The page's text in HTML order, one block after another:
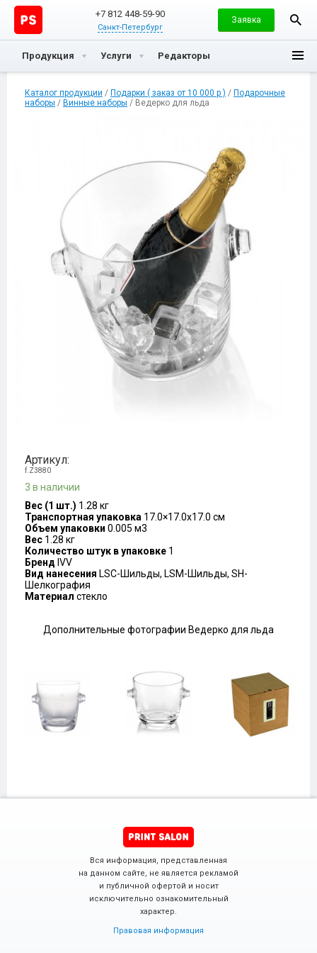
+7 812 448-59-90
Санкт-Петербург
Заявка
Продукция Услуги Редакторы
Каталог продукции / Подарки ( заказ от 10 000 р ) / Подарочные
наборы / Винные наборы / Ведерко для льда
Артикул:
f.Z3880
3 в наличии
Вес (1 шт.) 1.28 кг
Транспортная упаковка 17.0×17.0x17.0 см
Объем упаковки 0.005 м3
Вес 1.28 кг
Количество штук в упаковке 1
Бренд IVV
Вид нанесения LSC-Шильды, LSM-Шильды, SH-
Шелкография
Материал стекло
Дополнительные фотографии Ведерко для льда
Вся информация, представленная
на данном сайте, не является рекламой
и публичной офертой и носит
исключительно ознакомительный
характер.
Правовая информация